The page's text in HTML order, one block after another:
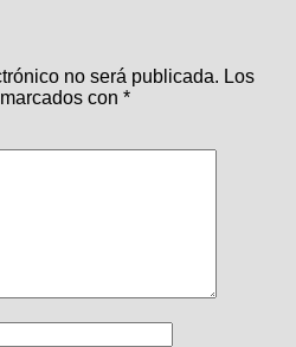
no será publicada. Los
con *